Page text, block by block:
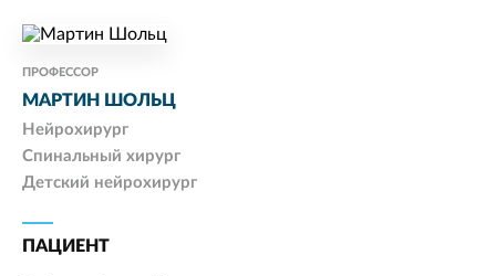
ПРОФЕССОР
МАРТИН ШОЛЬЦ
Нейрохирург
Спинальный хирург
Детский нейрохирург
ПАЦИЕНТ